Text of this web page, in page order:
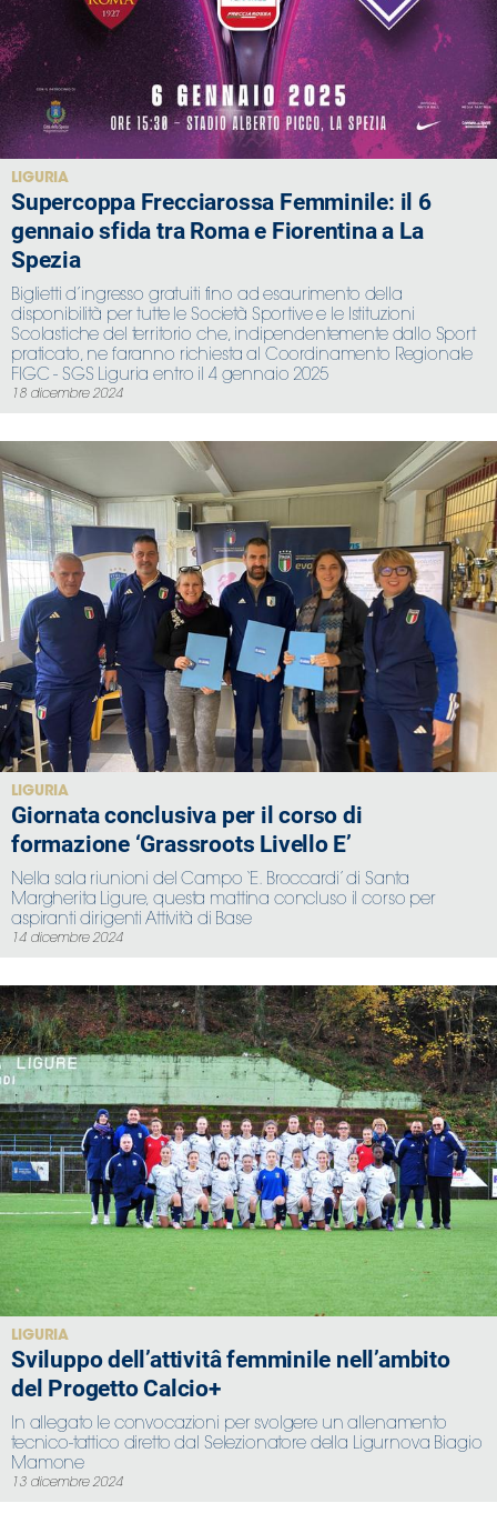
LIGURIA
Supercoppa Frecciarossa Femminile: il 6
gennaio sfida tra Roma e Fiorentina a La
Spezia
Biglietti d’ingresso gratuiti fino ad esaurimento della
disponibilità per tutte le Società Sportive e le Istituzioni
Scolastiche del territorio che, indipendentemente dallo Sport
praticato, ne faranno richiesta al Coordinamento Regionale
FIGC - SGS Liguria entro il 4 gennaio 2025
18 dicembre 2024
LIGURIA
Giornata conclusiva per il corso di
formazione ‘Grassroots Livello E’
Nella sala riunioni del Campo ‘E. Broccardi’ di Santa
Margherita Ligure, questa mattina concluso il corso per
aspiranti dirigenti Attività di Base
14 dicembre 2024
LIGURIA
Sviluppo dell’attivitâ femminile nell’ambito
del Progetto Calcio+
In allegato le convocazioni per svolgere un allenamento
tecnico-tattico diretto dal Selezionatore della Ligurnova Biagio
Mamone
13 dicembre 2024